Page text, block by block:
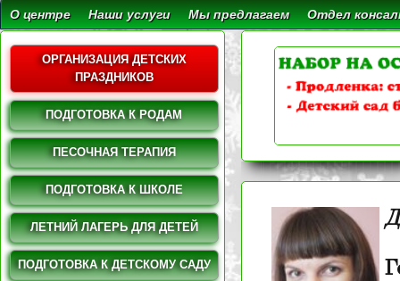
О центре Наши услуги Мы предлагаем Отдел
ОРГАНИЗАЦИЯ ДЕТСКИХ
ПРАЗДНИКОВ
ПОДГОТОВКА К РОДАМ
ПЕСОЧНАЯ ТЕРАПИЯ
ПОДГОТОВКА К ШКОЛЕ
ЛЕТНИЙ ЛАГЕРЬ ДЛЯ ДЕТЕЙ
ПОДГОТОВКА К ДЕТСКОМУ САДУ